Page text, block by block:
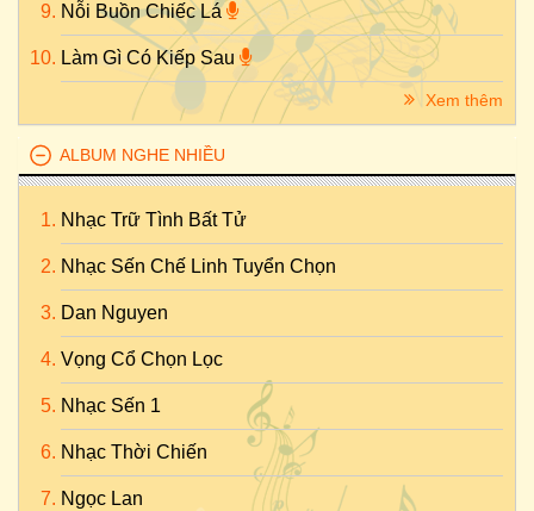
Nỗi Buồn Chiếc Lá
Làm Gì Có Kiếp Sau
Xem thêm
ALBUM NGHE NHIỀU
Nhạc Trữ Tình Bất Tử
Nhạc Sến Chế Linh Tuyển Chọn
Dan Nguyen
Vọng Cổ Chọn Lọc
Nhạc Sến 1
Nhạc Thời Chiến
Ngọc Lan